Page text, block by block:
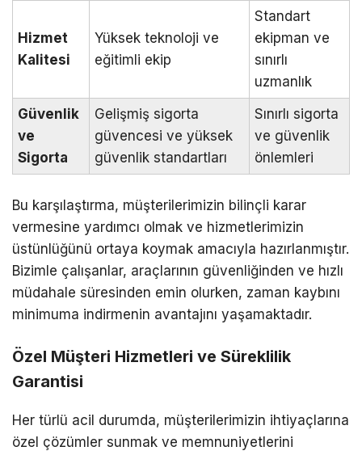
Hizmet
Kalitesi
Yüksek teknoloji ve
eğitimli ekip
Standart
ekipman ve
sınırlı
uzmanlık
Güvenlik
ve
Sigorta
Gelişmiş sigorta
güvencesi ve yüksek
güvenlik standartları
Sınırlı sigorta
ve güvenlik
önlemleri
Bu karşılaştırma, müşterilerimizin bilinçli karar
vermesine yardımcı olmak ve hizmetlerimizin
üstünlüğünü ortaya koymak amacıyla hazırlanmıştır.
Bizimle çalışanlar, araçlarının güvenliğinden ve hızlı
müdahale süresinden emin olurken, zaman kaybını
minimuma indirmenin avantajını yaşamaktadır.
Özel Müşteri Hizmetleri ve Süreklilik
Garantisi
Her türlü acil durumda, müşterilerimizin ihtiyaçlarına
özel çözümler sunmak ve memnuniyetlerini